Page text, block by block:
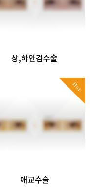
상,하안검수술
Hot
애교수술